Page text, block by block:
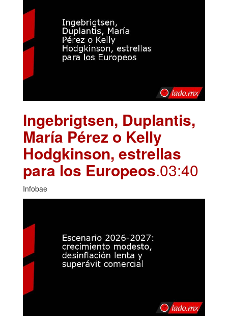
Ingebrigtsen, Duplantis,
María Pérez o Kelly
Hodgkinson, estrellas
para los Europeos.03:40
Infobae